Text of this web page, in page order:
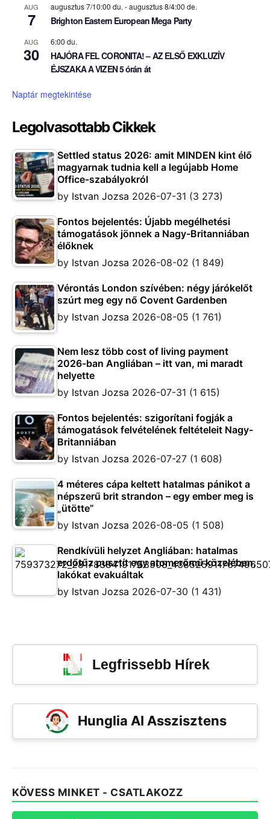
AUG
7
augusztus 7/10:00 du. -augusztus 8/4:00 de.
Brighton Eastern European Mega Party
AUG
30
6:00 du.
HAJÓRA FEL CORONITA! – AZ ELSŐ EXKLUZÍV
ÉJSZAKA A VIZEN 5 órán át
Naptár megtekintése
Legolvasottabb Cikkek
Settled status 2026: amit MINDEN kint élő
magyarnak tudnia kell a legújabb Home
Office-szabályokról
by Istvan Jozsa 2026-07-31 (3 273)
Fontos bejelentés: Újabb megélhetési
támogatások jönnek a Nagy-Britanniában
élőknek
by Istvan Jozsa 2026-08-02 (1 849)
Vérontás London szívében: négy járókelőt
szúrt meg egy nő Covent Gardenben
by Istvan Jozsa 2026-08-05 (1 761)
Nem lesz több cost of living payment
2026-ban Angliában – itt van, mi maradt
helyette
by Istvan Jozsa 2026-07-31 (1 615)
Fontos bejelentés: szigorítani fogják a
támogatások felvételének feltételeit Nagy-
Britanniában
by Istvan Jozsa 2026-07-27 (1 608)
4 méteres cápa keltett hatalmas pánikot a
népszerű brit strandon – egy ember meg is
„ütötte”
by Istvan Jozsa 2026-08-05 (1 508)
Rendkívüli helyzet Angliában: hatalmas
erdőtűz pusztít egy atomerőmű közelében,
lakókat evakuáltak
by Istvan Jozsa 2026-07-30 (1 431)
Legfrissebb Hírek
Hunglia AI Asszisztens
KÖVESS MINKET - CSATLAKOZZ